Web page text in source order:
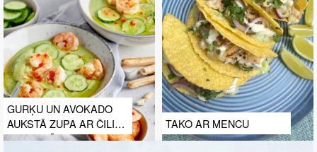
GURĶU UN AVOKADO
AUKSTĀ ZUPA AR ČILI
GARNELĒM
TAKO AR MENCU